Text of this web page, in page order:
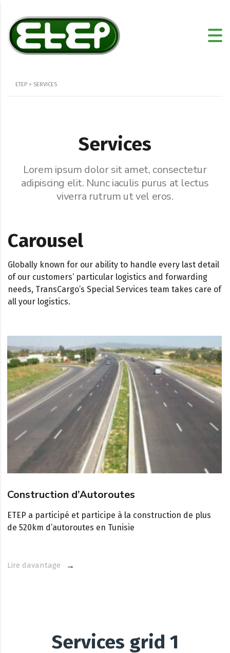
ETEP > SERVICES
Services
Lorem ipsum dolor sit amet, consectetur
adipiscing elit. Nunc iaculis purus at lectus
viverra rutrum ut vel eros.
Carousel
Globally known for our ability to handle every last detail
of our customers’ particular logistics and forwarding
needs, TransCargo’s Special Services team takes care of
all your logistics.
Construction d’Autoroutes
ETEP a participé et participe à la construction de plus
de 520km d’autoroutes en Tunisie
Lire davantage
Services grid 1